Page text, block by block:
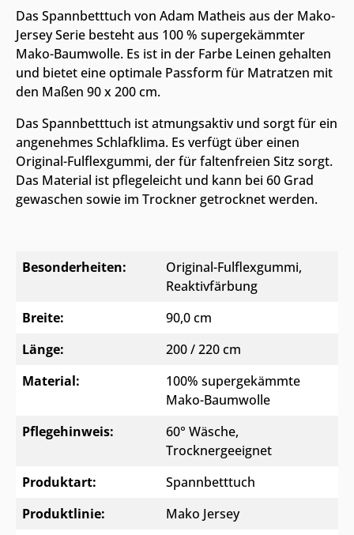
Das Spannbetttuch von Adam Matheis aus der Mako-
Jersey Serie besteht aus 100 % supergekämmter
Mako-Baumwolle. Es ist in der Farbe Leinen gehalten
und bietet eine optimale Passform für Matratzen mit
den Maßen 90 x 200 cm.
Das Spannbetttuch ist atmungsaktiv und sorgt für ein
angenehmes Schlafklima. Es verfügt über einen
Original-Fulflexgummi, der für faltenfreien Sitz sorgt.
Das Material ist pflegeleicht und kann bei 60 Grad
gewaschen sowie im Trockner getrocknet werden.
Besonderheiten: Original-Fulflexgummi,
Reaktivfärbung
Breite:
90,0 cm
Länge:
200 / 220 cm
Material:
100% supergekämmte
Mako-Baumwolle
Pflegehinweis:
60° Wäsche,
Trocknergeeignet
Produktart:
Spannbetttuch
Produktlinie:
Mako Jersey